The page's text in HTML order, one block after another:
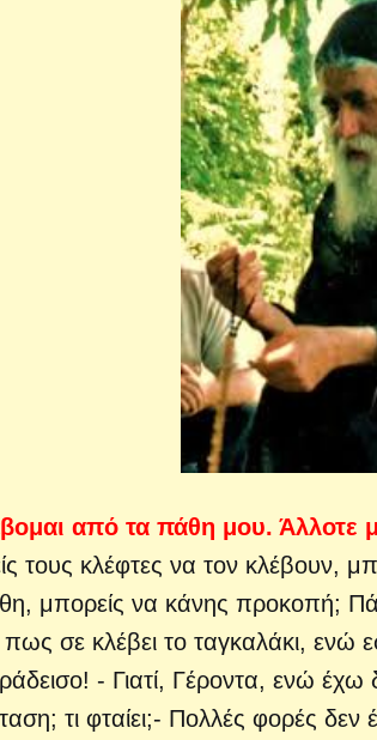
από τα πάθη μου. Άλλοτε
τους κλέφτες να τον κλέβουν,
μπορείς να κάνης προκοπή;
σε κλέβει το ταγκαλάκι, ενώ
- Γιατί, Γέροντα, ενώ
τι φταίει;- Πολλές φορές δεν